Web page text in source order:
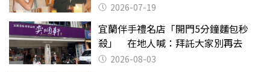
2026-07-19
宜蘭伴手禮名店「開門5分鐘麵包秒
殺」 在地人喊：拜託大家別再去
2026-08-03